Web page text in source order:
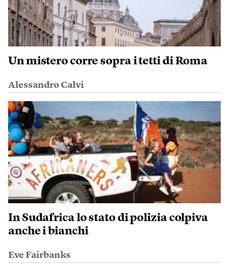
Un mistero corre sopra i tetti di Roma
Alessandro Calvi
In Sudafrica lo stato di polizia colpiva
anche i bianchi
Eve Fairbanks